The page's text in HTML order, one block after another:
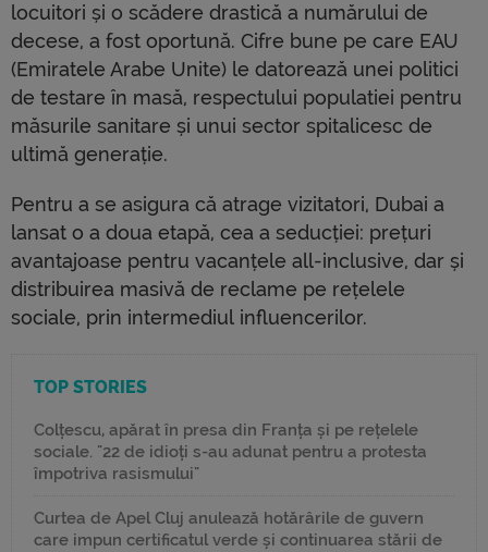
locuitori și o scădere drastică a numărului de
decese, a fost oportună. Cifre bune pe care EAU
(Emiratele Arabe Unite) le datorează unei politici
de testare în masă, respectului populatiei pentru
măsurile sanitare și unui sector spitalicesc de
ultimă generație.
Pentru a se asigura că atrage vizitatori, Dubai a
lansat o a doua etapă, cea a seducției: prețuri
avantajoase pentru vacanțele all-inclusive, dar și
distribuirea masivă de reclame pe rețelele
sociale, prin intermediul influencerilor.
TOP STORIES
Colțescu, apărat în presa din Franța și pe rețelele
sociale. "22 de idioți s-au adunat pentru a protesta
împotriva rasismului"
Curtea de Apel Cluj anulează hotărârile de guvern
care impun certificatul verde și continuarea stării de